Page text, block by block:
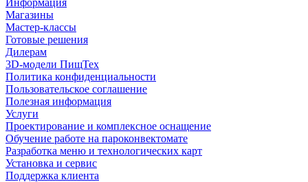
Информация
Магазины
Мастер-классы
Готовые решения
Дилерам
3D-модели ПищТех
Политика конфиденциальности
Пользовательское соглашение
Полезная информация
Услуги
Проектирование и комплексное оснащение
Обучение работе на пароконвектомате
Разработка меню и технологических карт
Установка и сервис
Поддержка клиента